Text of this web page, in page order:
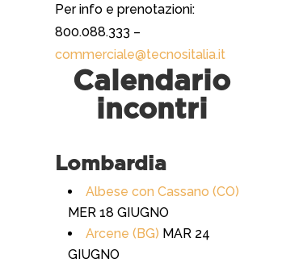
Per info e prenotazioni:
800.088.333 –
commerciale@tecnositalia.it
Calendario
incontri
Lombardia
Albese con Cassano (CO)
MER 18 GIUGNO
Arcene (BG) MAR 24
GIUGNO